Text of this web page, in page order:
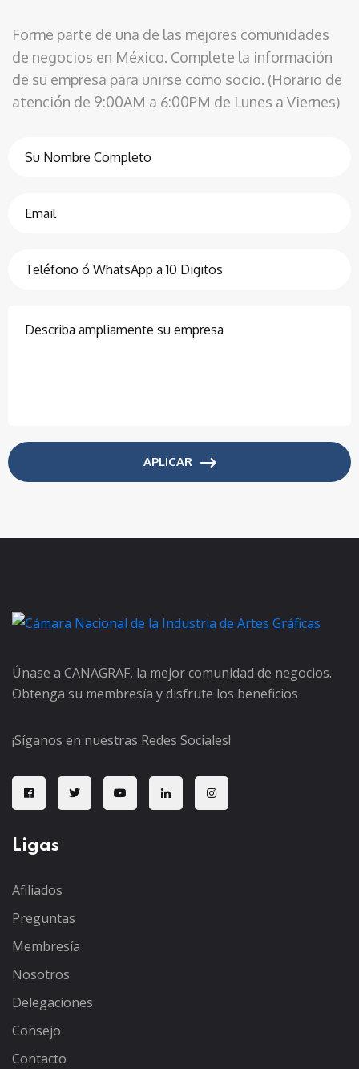
Forme parte de una de las mejores comunidades
de negocios en México. Complete la información
de su empresa para unirse como socio. (Horario de
atención de 9:00AM a 6:00PM de Lunes a Viernes)
APLICAR
Únase a CANAGRAF, la mejor comunidad de negocios.
Obtenga su membresía y disfrute los beneficios
¡Síganos en nuestras Redes Sociales!
Ligas
Afiliados
Preguntas
Membresía
Nosotros
Delegaciones
Consejo
Contacto